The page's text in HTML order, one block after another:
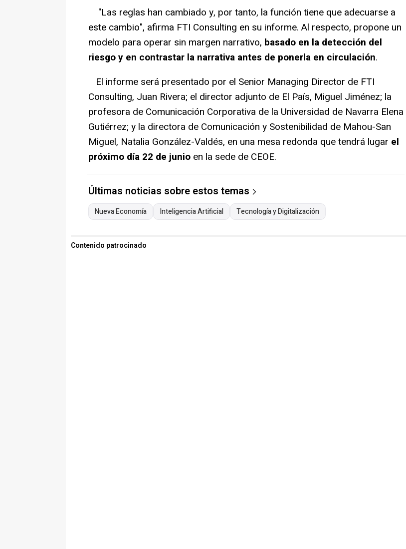
"Las reglas han cambiado y, por tanto, la función tiene que adecuarse a
este cambio", afirma FTI Consulting en su informe. Al respecto, propone un
modelo para operar sin margen narrativo, basado en la detección del
riesgo y en contrastar la narrativa antes de ponerla en circulación.
El informe será presentado por el Senior Managing Director de FTI
Consulting, Juan Rivera; el director adjunto de El País, Miguel Jiménez; la
profesora de Comunicación Corporativa de la Universidad de Navarra Elena
Gutiérrez; y la directora de Comunicación y Sostenibilidad de Mahou-San
Miguel, Natalia González-Valdés, en una mesa redonda que tendrá lugar el
próximo día 22 de junio en la sede de CEOE.
Últimas noticias sobre estos temas
Nueva Economía Inteligencia Artificial Tecnología y Digitalización
Contenido patrocinado